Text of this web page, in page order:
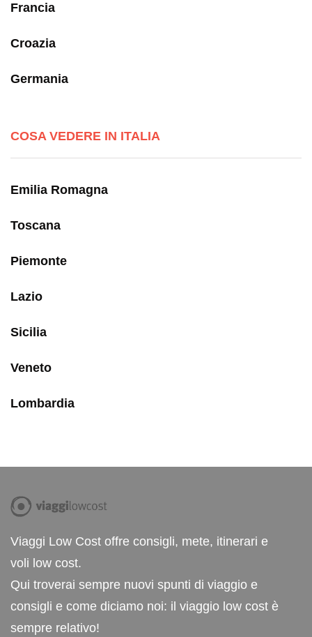
Francia
Croazia
Germania
COSA VEDERE IN ITALIA
Emilia Romagna
Toscana
Piemonte
Lazio
Sicilia
Veneto
Lombardia
Viaggi Low Cost offre consigli, mete, itinerari e
voli low cost.
Qui troverai sempre nuovi spunti di viaggio e
consigli e come diciamo noi: il viaggio low cost è
sempre relativo!